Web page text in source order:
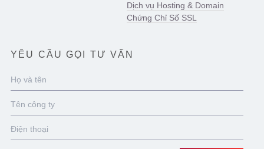
Dịch vụ Hosting & Domain
Chứng Chỉ Số SSL
YÊU CẦU GỌI TƯ VẤN